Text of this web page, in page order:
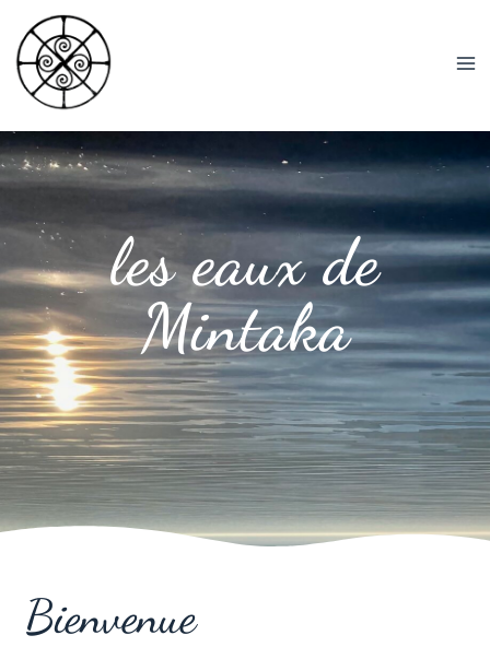
les eaux de
Mintaka
Bienvenue